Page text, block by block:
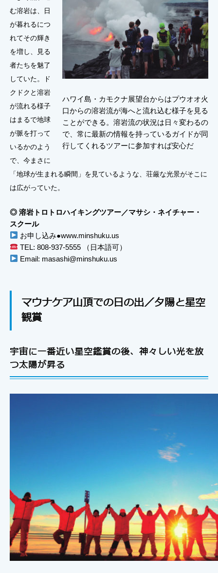
ハワイ島・カモクナ展望台からはプウオオ火
口からの溶岩流が海へと流れ込む様子を見る
ことができる。溶岩流の状況は日々変わるの
で、常に最新の情報を持っているガイドが同
行してくれるツアーに参加すれば安心だ
む溶岩は、日
が暮れるにつ
れてその輝き
を増し、見る
者たちを魅了
していた。ド
クドクと溶岩
が流れる様子
はまるで地球
が脈を打って
いるかのよう
で、今まさに
「地球が生まれる瞬間」を見ているような、荘厳な光景がそこに
は広がっていた。
◎ 溶岩トロトロハイキングツアー／マサシ・ネイチャー・
スクール
お申し込み●www.minshuku.us
TEL: 808-937-5555 （日本語可）
Email: masashi@minshuku.us
マウナケア山頂での日の出／夕陽と星空
観賞
宇宙に一番近い星空鑑賞の後、神々しい光を放
つ太陽が昇る